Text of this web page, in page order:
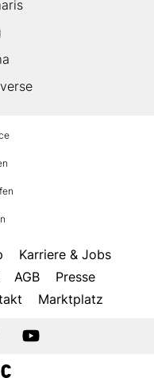
Karriere & Jobs
AGB
Presse
Marktplatz